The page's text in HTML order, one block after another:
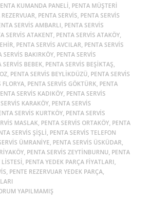
KUMANDA PANELI, PENTA MÜŞTERI
PENTA SERVIS, PENTA SERVIS
SERVIS AMBARLI, PENTA SERVIS
SERVIS ATAKENT, PENTA SERVIS ATAKÖY,
PENTA SERVIS AVCILAR, PENTA SERVIS
SERVIS BAKIRKÖY, PENTA SERVIS
BEBEK, PENTA SERVIS BEŞIKTAŞ,
PENTA SERVIS BEYLIKDÜZÜ, PENTA SERVIS
FLORYA, PENTA SERVIS GÖKTÜRK, PENTA
SERVIS KADIKÖY, PENTA SERVIS
KARAKÖY, PENTA SERVIS
SERVIS KURTKÖY, PENTA SERVIS
MASLAK, PENTA SERVIS ORTAKÖY, PENTA
SERVIS ŞIŞLI, PENTA SERVIS TELEFON
ÜMRANIYE, PENTA SERVIS ÜSKÜDAR,
PENTA SERVIS ZEYTINBURNU, PENTA
PENTA YEDEK PARÇA FIYATLARI,
PENTE REZERVUAR YEDEK PARÇA,
YAPILMAMIŞ